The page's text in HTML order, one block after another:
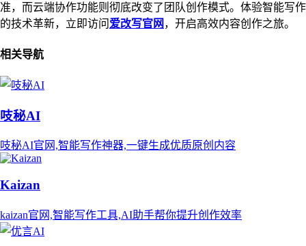
准，而云端协作功能则彻底改变了团队创作模式。体验智能写作
的技术革新，立即访问 爱改写官网 ，开启高效内容创作之旅。
相关导航
吱秘AI
吱秘AI官网,智能写作神器,一键生成优质原创内容
Kaizan
kaizan官网,智能写作工具,AI助手帮你提升创作效率